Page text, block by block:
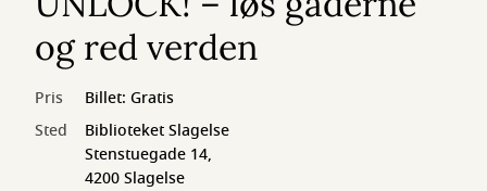
og red verden
Pris
Billet: Gratis
Sted
Biblioteket Slagelse
Stenstuegade 14,
4200 Slagelse